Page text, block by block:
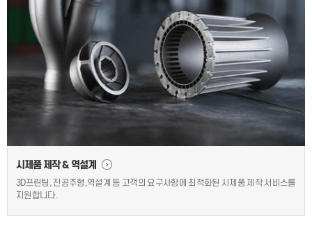
시제품 제작 & 역설계
3D프린팅, 진공주형,역설계 등 고객의 요구사항에 최적화된 시제품 제작 서비스를
지원합니다.